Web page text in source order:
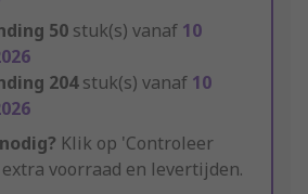
50 stuk(s) vanaf 10
204stuk(s) vanaf 10
Klik op 'Controleer
voorraad en levertijden.